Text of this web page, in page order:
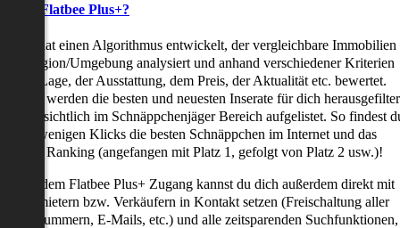
ist Flatbee Plus+?
hat einen Algorithmus entwickelt, der vergleichbare Immobilien
Region/Umgebung analysiert und anhand verschiedener Kriterien
der Lage, der Ausstattung, dem Preis, der Aktualität etc. bewertet.
werden die besten und neuesten Inserate für dich
übersichtlich im Schnäppchenjäger Bereich aufgelistet. So findest
nur wenigen Klicks die besten Schnäppchen im Internet und das
als Ranking (angefangen mit Platz 1, gefolgt von Platz 2 usw.)!
mit dem Flatbee Plus+ Zugang kannst du dich außerdem direkt mit
Vermietern bzw. Verkäufern in Kontakt setzen (Freischaltung aller
E-Mails, etc.) und alle zeitsparenden Suchfunktionen,